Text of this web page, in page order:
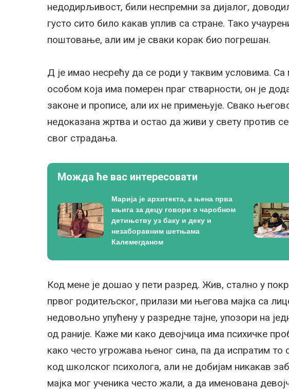
недодирљивост, били неспремни за дијалог,
густо сито било какав уплив са стране. Тако
поштовање, али им је сваки корак био погрешан.
Д је имао несрећу да се роди у таквим условима.
особом која има померен праг стварности, он је
законе и прописе, али их не примењује. Свако
недоказана жртва и остао да живи у свету против
свог страдања.
Можда ће вас интересовати
Марија је архитекта, а њена прва
књига за децу говори о чаробном
детињству уз баку и деку и
незаборавним шетњама
Калемегданом
Код мене је дошао у пети разред. Жив, стално у
првог родитељског, прилази ми његова мајка са
недовољно упућену у разредне тајне, упозори на
од раније. Каже ми како девојчица има психичке
како често угрожава њеног сина, па да испратим
код школског психолога, али не добијам никакав
мајка мог ученика често жали, а да именована